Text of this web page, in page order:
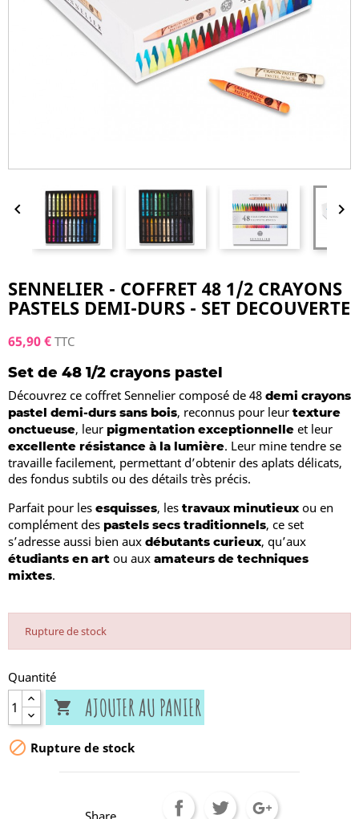
 
SENNELIER - COFFRET 48 1/2 CRAYONS
PASTELS DEMI-DURS - SET DECOUVERTE
65,90 € TTC
Set de 48 1/2 crayons pastel
Découvrez ce coffret Sennelier composé de 48 demi crayons
pastel demi-durs sans bois, reconnus pour leur texture
onctueuse, leur pigmentation exceptionnelle et leur
excellente résistance à la lumière. Leur mine tendre se
travaille facilement, permettant d’obtenir des aplats délicats,
des fondus subtils ou des détails très précis.
Parfait pour les esquisses, les travaux minutieux ou en
complément des pastels secs traditionnels, ce set
s’adresse aussi bien aux débutants curieux, qu’aux
étudiants en art ou aux amateurs de techniques
mixtes.
Rupture de stock
Quantité
 AJOUTER AU PANIER
 Rupture de stock